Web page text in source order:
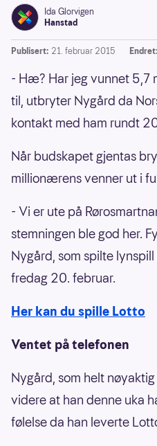
Ida Glorvigen
Hanstad
Publisert: 21. februar 2015 Endret:
- Hæ? Har jeg vunnet 5,7
til, utbryter Nygård da
kontakt med ham rundt
Når budskapet gjentas
millionærens venner ut i
- Vi er ute på
stemningen ble god her.
Nygård, som spilte
fredag 20. februar.
Her kan du spille Lotto
Ventet på telefonen
Nygård, som helt
videre at han denne uka
følelse da han leverte